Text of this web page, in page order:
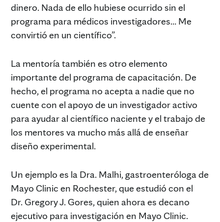
dinero. Nada de ello hubiese ocurrido sin el
programa para médicos investigadores… Me
convirtió en un científico”.
La mentoría también es otro elemento
importante del programa de capacitación. De
hecho, el programa no acepta a nadie que no
cuente con el apoyo de un investigador activo
para ayudar al científico naciente y el trabajo de
los mentores va mucho más allá de enseñar
diseño experimental.
Un ejemplo es la Dra. Malhi, gastroenteróloga de
Mayo Clinic en Rochester, que estudió con el
Dr. Gregory J. Gores, quien ahora es decano
ejecutivo para investigación en Mayo Clinic.